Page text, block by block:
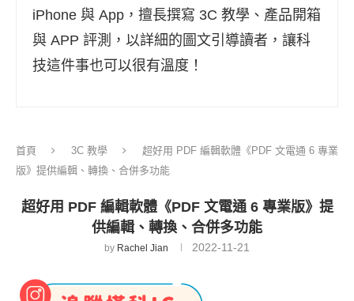
iPhone 與 App，擅長撰寫 3C 教學、產品開箱
與 APP 評測，以詳細的圖文引導讀者，讓科
技這件事也可以很有溫度！
首頁 3C 教學
超好用 PDF 編輯軟體《PDF 文電通 6 專業
版》提供編輯、轉換、合併多功能
超好用 PDF 編輯軟體《PDF 文電通 6 專業版》提
供編輯、轉換、合併多功能
by Rachel Jian 2022-11-21